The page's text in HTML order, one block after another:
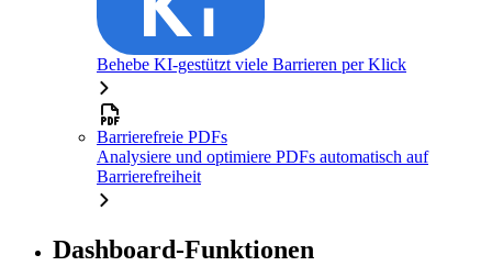
Behebe KI-gestützt viele Barrieren per Klick
Barrierefreie PDFs
Analysiere und optimiere PDFs automatisch auf
Barrierefreiheit
Dashboard-Funktionen